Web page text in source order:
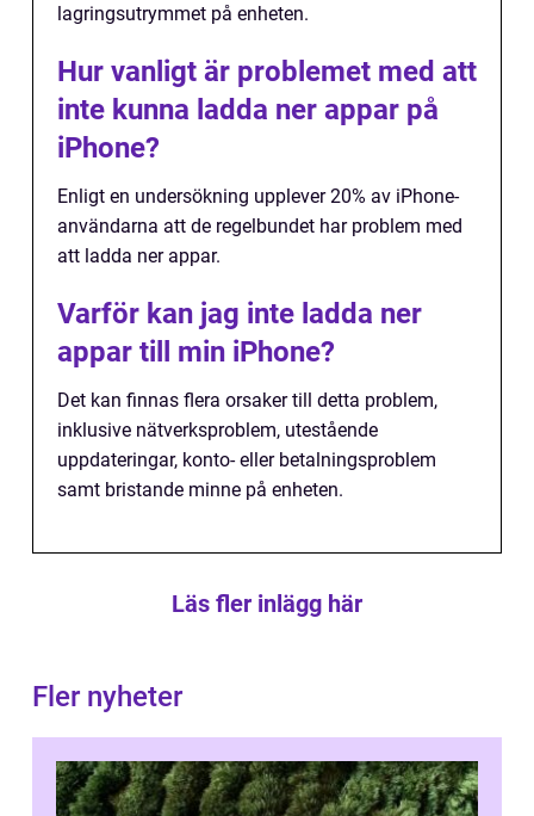
lagringsutrymmet på enheten.
Hur vanligt är problemet med att
inte kunna ladda ner appar på
iPhone?
Enligt en undersökning upplever 20% av iPhone-
användarna att de regelbundet har problem med
att ladda ner appar.
Varför kan jag inte ladda ner
appar till min iPhone?
Det kan finnas flera orsaker till detta problem,
inklusive nätverksproblem, utestående
uppdateringar, konto- eller betalningsproblem
samt bristande minne på enheten.
Läs fler inlägg här
Fler nyheter